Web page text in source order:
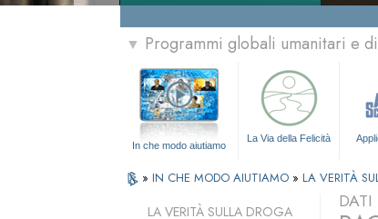
▼ Programmi globali umanitari e
In che modo aiutiamo
La Via della Felicità
» IN CHE MODO AIUTIAMO » LA VERITÀ
DATI
LA VERITÀ SULLA DROGA